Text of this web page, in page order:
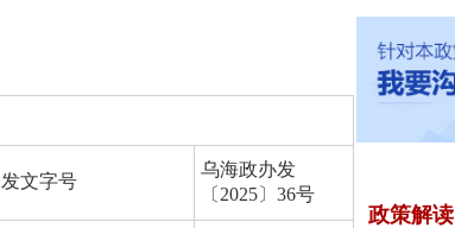
发文字号
乌海政办发
〔2025〕36号
政策解读